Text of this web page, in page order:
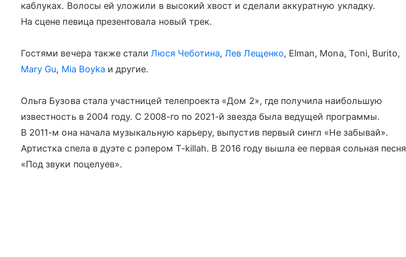
каблуках. Волосы ей уложили в высокий хвост и сделали аккуратную укладку.
На сцене певица презентовала новый трек.
Гостями вечера также сталиЛюся Чеботина,Лев Лещенко, Elman, Mona, Toni, Burito,
Mary Gu, Mia Boyka и другие.
Ольга Бузова стала участницей телепроекта «Дом 2», где получила наибольшую
известность в 2004 году. С 2008-го по 2021-й звезда была ведущей программы.
В 2011-м она начала музыкальную карьеру, выпустив первый сингл «Не забывай».
Артистка спела в дуэте с рэпером T-killah. В 2016 году вышла ее первая сольная песня
«Под звуки поцелуев».